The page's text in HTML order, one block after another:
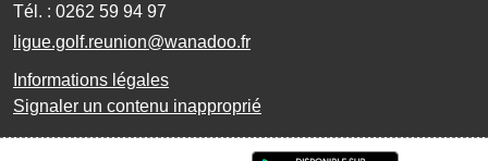
Tél. : 0262 59 94 97
ligue.golf.reunion@wanadoo.fr
Informations légales
Signaler un contenu inapproprié